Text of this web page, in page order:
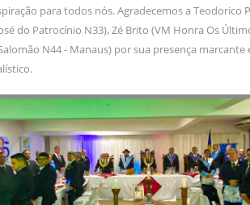
para todos nós. Agradecemos a Teodorico
do Patrocínio N33), Zé Brito (VM Honra Os
N44 - Manaus) por sua presença